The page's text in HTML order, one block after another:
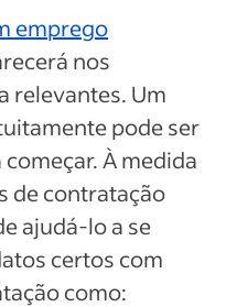
emprego
nos
relevantes. Um
pode ser
À medida
de contratação
ajudá-lo a se
certos com
como: